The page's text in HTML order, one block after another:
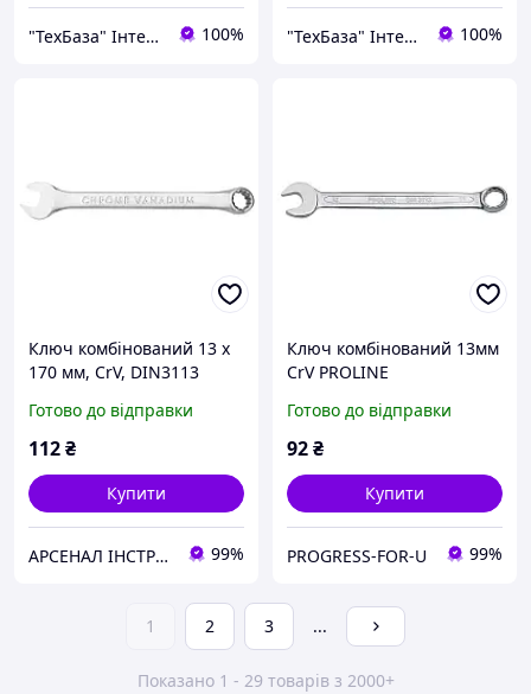
"ТехБаза" Інтернет магазин 100% "ТехБаза" Інтернет магазин 100%
Ключ комбінований 13 x
170 мм, CrV, DIN3113
Готово до відправки
112₴
Купити
АРСЕНАЛ ІНСТРУМЕНТА 99%
Ключ комбінований 13мм
CrV PROLINE
Готово до відправки
92₴
Купити
PROGRESS-FOR-U 99%
1 2 3 ...
Показано 1 - 29 товарів з 2000+